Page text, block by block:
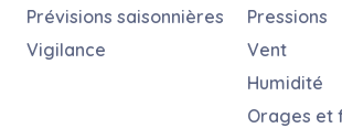
Prévisions saisonnières
Vigilance
Pressions
Vent
Humidité
Orages et